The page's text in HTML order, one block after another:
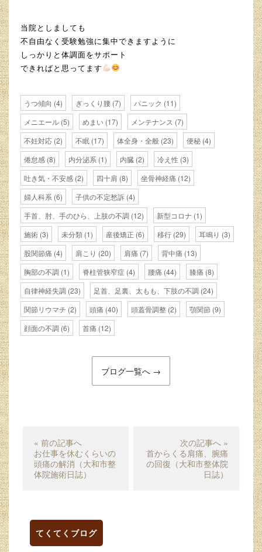
当院としましても
不自由なく受験勉強に集中できますように
しっかりと体調面をサポート
できればと思ってます
うつ傾向 (4) ぎっくり腰 (7) パニック (11)
メニエール (5) めまい (17) メンテナンス (7)
不妊対応 (2) 不眠 (17) 体全身・全般 (23) 便秘 (4)
倦怠感 (8) 内分泌系 (1) 内臓 (2) 冷え性 (3)
吐き気・不安感 (2) 四十肩 (8) 坐骨神経痛 (12)
婦人科系 (6) 子供の不定愁訴 (4)
手首、肘、手のひら、上肢の不調 (12) 新型コロナ (1)
施術 (3) 未分類 (1) 産後矯正 (6) 移行 (29) 耳鳴り (3)
股関節痛 (4) 肩こり (20) 肩痛 (7) 背中痛 (13)
胸部の不調 (1) 脊柱管狭窄症 (4) 腰痛 (44) 膝痛 (8)
自律神経失調 (23) 足首、足裏、太もも、下肢の不調 (24)
関節リウマチ (2) 頭痛 (40) 頭蓋骨調整 (2) 顎関節 (9)
顔面の不調 (6) 首痛 (12)
ブログ一覧へ →
« 前の記事へ
お仕事を休むくらいの
頭痛の解消（大和市整
体院施術日誌）
次の記事へ »
首からくる肩痛、腕痛
の回復（大和市整体院
日誌）
てくてくブログ